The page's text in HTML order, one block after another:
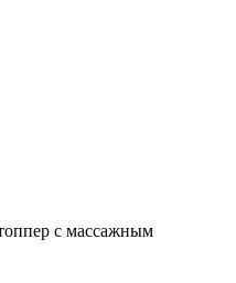
с массажным